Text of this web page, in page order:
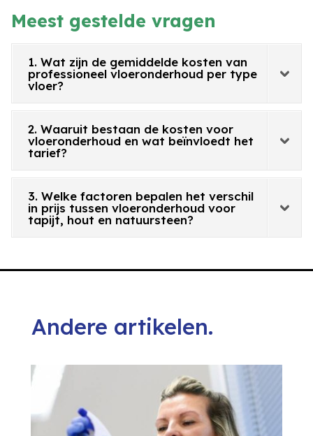
Meest gestelde vragen
1. Wat zijn de gemiddelde kosten van
professioneel vloeronderhoud per type
vloer?
2. Waaruit bestaan de kosten voor
vloeronderhoud en wat beïnvloedt het
tarief?
3. Welke factoren bepalen het verschil
in prijs tussen vloeronderhoud voor
tapijt, hout en natuursteen?
Andere artikelen.